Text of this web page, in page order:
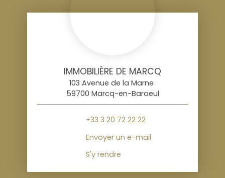
IMMOBILIÈRE DE MARCQ
103 Avenue de la Marne
59700 Marcq-en-Baroeul
+33 3 20 72 22 22
Envoyer un e-mail
S'y rendre